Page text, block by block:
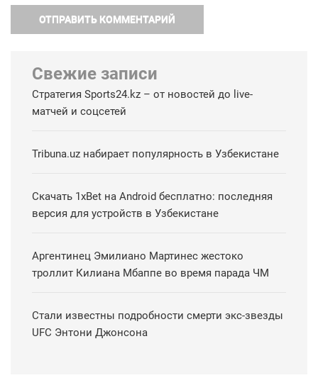
Свежие записи
Cтратегия Sports24.kz – от новостей до live-
матчей и соцсетей
Tribuna.uz набирает популярность в Узбекистане
Скачать 1xBet на Android бесплатно: последняя
версия для устройств в Узбекистане
Аргентинец Эмилиано Мартинес жестоко
троллит Килиана Мбаппе во время парада ЧМ
Стали известны подробности смерти экс-звезды
UFC Энтони Джонсона